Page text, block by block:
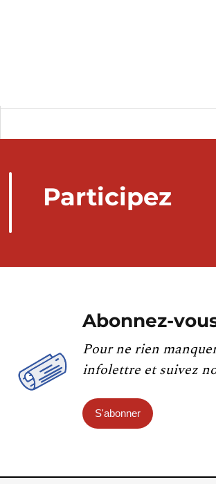
Participez
Abonnez-
Pour ne rien
infolettre et suivez
S'abonner